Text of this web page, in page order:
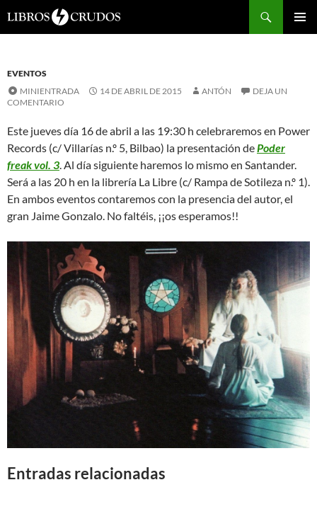
EVENTOS
MINIENTRADA
14 DE ABRIL DE 2015 ANTÓN
DEJA UN
COMENTARIO
Este jueves día 16 de abril a las 19:30 h celebraremos en Power
Records (c/ Villarías n.º 5, Bilbao) la presentación dePoder
freak vol. 3. Al día siguiente haremos lo mismo en Santander.
Será a las 20 h en la librería La Libre (c/ Rampa de Sotileza n.º 1).
En ambos eventos contaremos con la presencia del autor, el
gran Jaime Gonzalo. No faltéis, ¡¡os esperamos!!
Entradas relacionadas